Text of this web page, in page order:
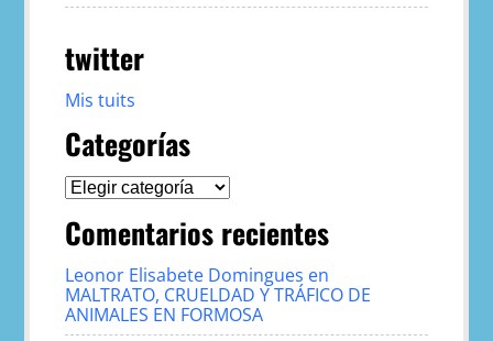
twitter
Mis tuits
Categorías
Categorías
Comentarios recientes
Leonor Elisabete Domingues en
MALTRATO, CRUELDAD Y TRÁFICO DE
ANIMALES EN FORMOSA